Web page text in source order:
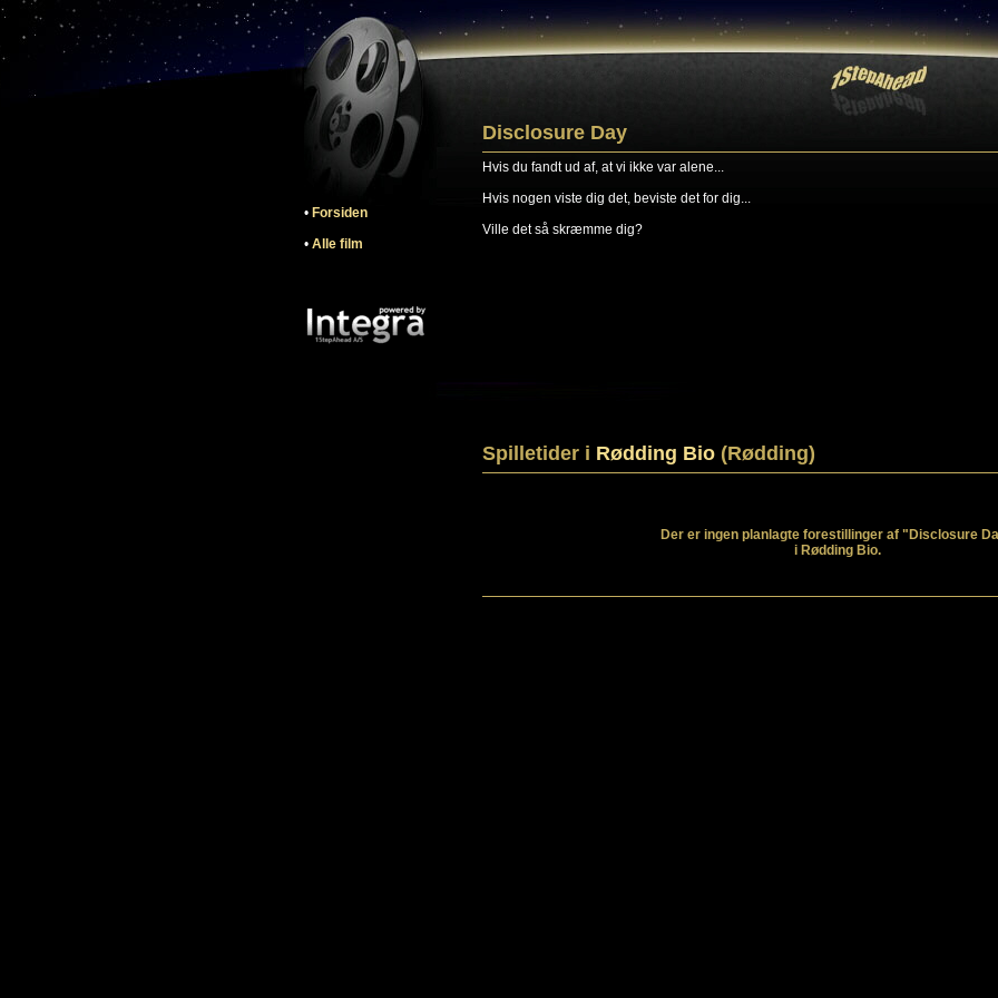
• Forsiden
• Alle film
Disclosure Day
Hvis du fandt ud af, at vi ikke var alene...
Hvis nogen viste dig det, beviste det for dig...
Ville det så skræmme dig?
Spilletider i Rødding Bio (Rødding)
Der er ingen planlagte forestillinger af "Disclosure
i Rødding Bio.